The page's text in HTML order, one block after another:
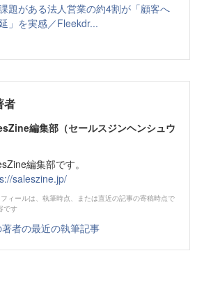
題がある法人営業の約4割が「顧客へ
」を実感／Fleekdr...
者
編集部（セールスジンヘンシュウ
編集部です。
saleszine.jp/
ィールは、執筆時点、または直近の記事の寄稿時点で
です
著者の最近の執筆記事